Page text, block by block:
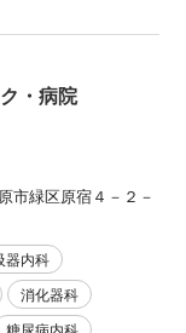
・病院
市緑区原宿４－２－
器内科
消化器科
糖尿病内科